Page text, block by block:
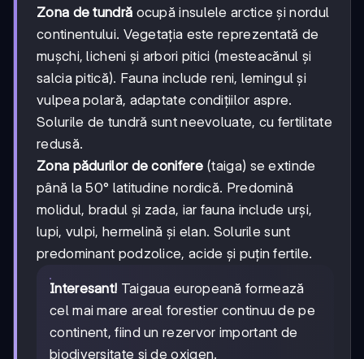
Zona de tundră ocupă insulele arctice și nordul
continentului. Vegetația este reprezentată de
mușchi, licheni și arbori pitici (mesteacănul și
salcia pitică). Fauna include reni, lemingul și
vulpea polară, adaptate condițiilor aspre.
Solurile de tundră sunt neevoluate, cu fertilitate
redusă.
Zona pădurilor de conifere(taiga) se extinde
până la 50° latitudine nordică. Predomină
molidul, bradul și zada, iar fauna include urși,
lupi, vulpi, hermelină și elan. Solurile sunt
predominant podzolice, acide și puțin fertile.
Interesant! Taigaua europeană formează
cel mai mare areal forestier continuu de pe
continent, fiind un rezervor important de
biodiversitate și de oxigen.